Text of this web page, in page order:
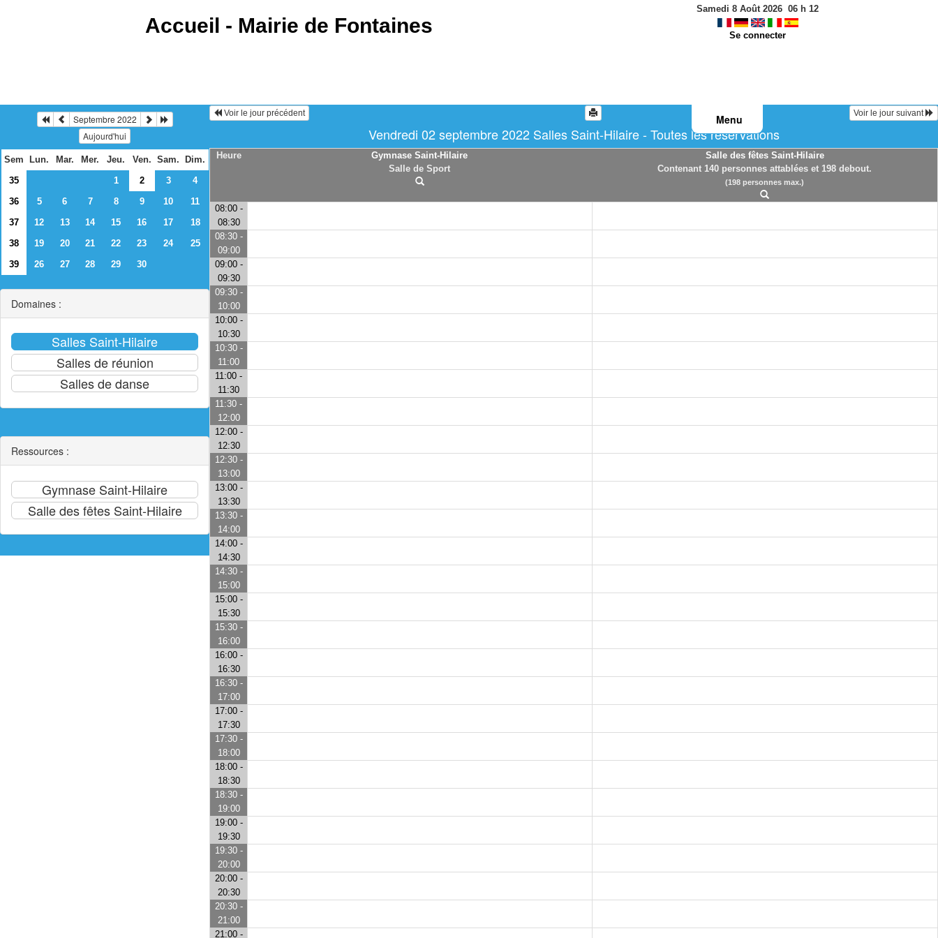
Accueil - Mairie de Fontaines
Samedi 8 Août 2026 06 h 12
Se connecter
Menu
Septembre 2022
Aujourd'hui
Sem Lun. Mar. Mer. Jeu. Ven. Sam. Dim.
35
1 2 3
4
36
5 6 7 8 9 10
11
37
12 13 14 15 16 17
18
38
19 20 21 22 23 24
25
39
26 27 28 29 30
Domaines :
Ressources :
Voir le jour précédent Voir le jour suivant
Vendredi 02 septembre 2022 Salles Saint-Hilaire - Toutes les réservations
Heure
Gymnase Saint-Hilaire
Salle de Sport
Salle des fêtes Saint-Hilaire
Contenant 140 personnes attablées et 198 debout.
(198 personnes max.)
08:00 -
08:30
08:30 -
09:00
09:00 -
09:30
09:30 -
10:00
10:00 -
10:30
10:30 -
11:00
11:00 -
11:30
11:30 -
12:00
12:00 -
12:30
12:30 -
13:00
13:00 -
13:30
13:30 -
14:00
14:00 -
14:30
14:30 -
15:00
15:00 -
15:30
15:30 -
16:00
16:00 -
16:30
16:30 -
17:00
17:00 -
17:30
17:30 -
18:00
18:00 -
18:30
18:30 -
19:00
19:00 -
19:30
19:30 -
20:00
20:00 -
20:30
20:30 -
21:00
21:00 -